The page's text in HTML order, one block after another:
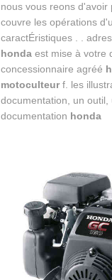
nous vous reons
couvre les opérations
caractÉristiques . .
hondaest mise à votre
concessionnaire agréé
motoculteurf. les
documentation, un
documentation honda